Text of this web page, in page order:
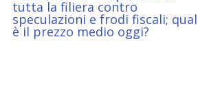
tutta la filiera contro
speculazioni e frodi fiscali; qual
è il prezzo medio oggi?